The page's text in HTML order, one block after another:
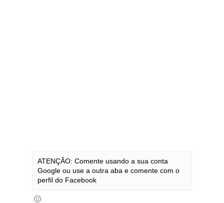
ATENÇÃO: Comente usando a sua conta
Google ou use a outra aba e comente com o
perfil do Facebook